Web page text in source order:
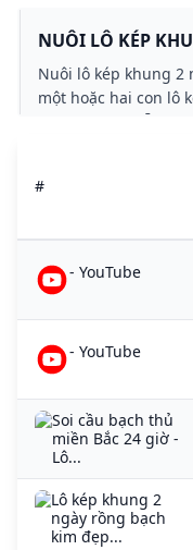
Nuôi lô kép khung 2
một hoặc hai con lô
Với xác suất mỗi
#
- YouTube
- YouTube
Soi cầu bạch thủ
miền Bắc 24 giờ -
Lô...
Lô kép khung 2
ngày rồng bạch
kim đẹp...